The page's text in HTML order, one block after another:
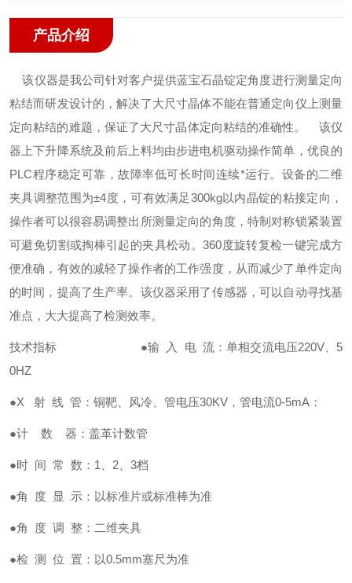
产品介绍
该仪器是我公司针对客户提供蓝宝石晶锭定角度进行测量定向
粘结而研发设计的，解决了大尺寸晶体不能在普通定向仪上测量
定向粘结的难题，保证了大尺寸晶体定向粘结的准确性。
该仪
器上下升降系统及前后上料均由步进电机驱动操作简单，优良的
PLC程序稳定可靠，故障率低可长时间连续*运行。设备的二维
夹具调整范围为±4度，可有效满足300kg以内晶锭的粘接定向，
操作者可以很容易调整出所测量定向的角度，特制对称锁紧装置
可避免切割或掏棒引起的夹具松动。360度旋转复检一键完成方
便准确，有效的减轻了操作者的工作强度，从而减少了单件定向
的时间，提高了生产率。该仪器采用了传感器，可以自动寻找基
准点，大大提高了检测效率。
技术指标 ●输 入 电 流：单相交流电压220V、5
0HZ
●X 射 线 管：铜靶、风冷、管电压30KV，管电流0-5mA：
●计 数 器：盖革计数管
●时 间 常 数：1、2、3档
●角 度 显 示：以标准片或标准棒为准
●角 度 调 整：二维夹具
●检 测 位 置：以0.5mm塞尺为准